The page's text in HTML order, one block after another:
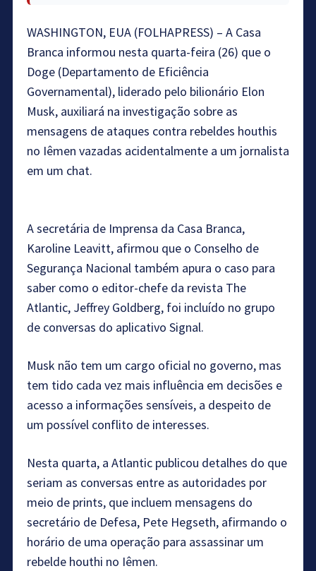
WASHINGTON, EUA (FOLHAPRESS) – A Casa
Branca informou nesta quarta-feira (26) que o
Doge (Departamento de Eficiência
Governamental), liderado pelo bilionário Elon
Musk, auxiliará na investigação sobre as
mensagens de ataques contra rebeldes houthis
no Iêmen vazadas acidentalmente a um jornalista
em um chat.
A secretária de Imprensa da Casa Branca,
Karoline Leavitt, afirmou que o Conselho de
Segurança Nacional também apura o caso para
saber como o editor-chefe da revista The
Atlantic, Jeffrey Goldberg, foi incluído no grupo
de conversas do aplicativo Signal.
Musk não tem um cargo oficial no governo, mas
tem tido cada vez mais influência em decisões e
acesso a informações sensíveis, a despeito de
um possível conflito de interesses.
Nesta quarta, a Atlantic publicou detalhes do que
seriam as conversas entre as autoridades por
meio de prints, que incluem mensagens do
secretário de Defesa, Pete Hegseth, afirmando o
horário de uma operação para assassinar um
rebelde houthi no Iêmen.